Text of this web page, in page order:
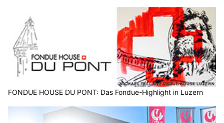
FONDUE HOUSE DU PONT: Das Fondue-Highlight in Luzern